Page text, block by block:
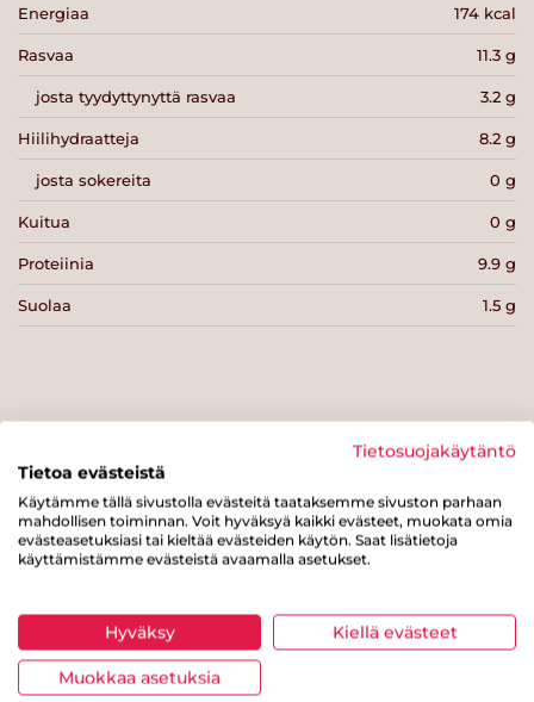
Energiaa 174 kcal
Rasvaa 11.3 g
josta tyydyttynyttä rasvaa 3.2 g
Hiilihydraatteja 8.2 g
josta sokereita 0 g
Kuitua 0 g
Proteiinia 9.9 g
Suolaa 1.5 g
Tästä merkistä tunnistat
Sydänmerkki-tuotteen
Tietosuojakäytäntö
Tietoa evästeistä
Käytämme tällä sivustolla evästeitä taataksemme sivuston parhaan
mahdollisen toiminnan. Voit hyväksyä kaikki evästeet, muokata omia
evästeasetuksiasi tai kieltää evästeiden käytön. Saat lisätietoja
käyttämistämme evästeistä avaamalla asetukset.
Hyväksy Kiellä evästeet
Muokkaa asetuksia